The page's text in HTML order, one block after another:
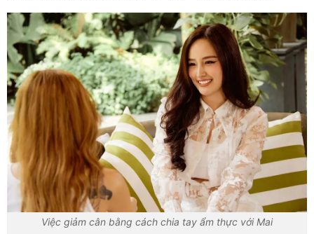
Việc giảm cân bằng cách chia tay ẩm thực với Mai